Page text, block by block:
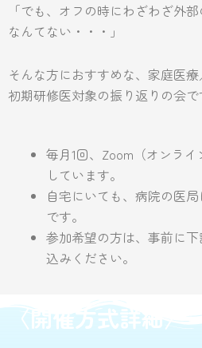
「でも、オフの時にわざわざ外
なんてない・・・」
そんな方におすすめな、家庭医
初期研修医対象の振り返りの会で
毎月1回、Zoom（オンラ
しています。
自宅にいても、病院の医
です。
参加希望の方は、事前に
込みください。
〈開催方式詳細〉